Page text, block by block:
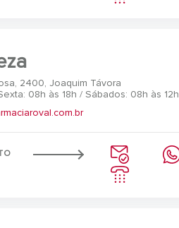
2400, Joaquim Távora
08h às 18h / Sábados: 08h às 12h